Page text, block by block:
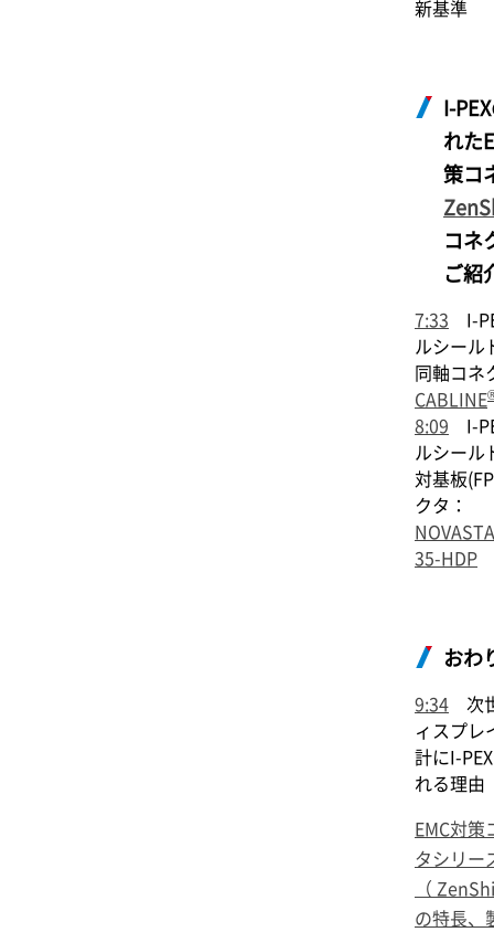
新基準
I-PEX
れた
策コ
コネ
ご紹
7:33
I-
ルシール
同軸コネ
CABLINE
8:09
I-
ルシール
対基板
クタ：
35-HDP
おわ
9:34 次
ィスプレ
計にI-PEX
れる理由
EMC対策
タシリー
（
の特長、